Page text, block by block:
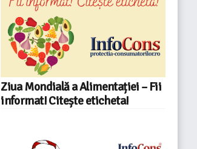
Ziua Mondială a Alimentației – Fii
informat! Citește eticheta!